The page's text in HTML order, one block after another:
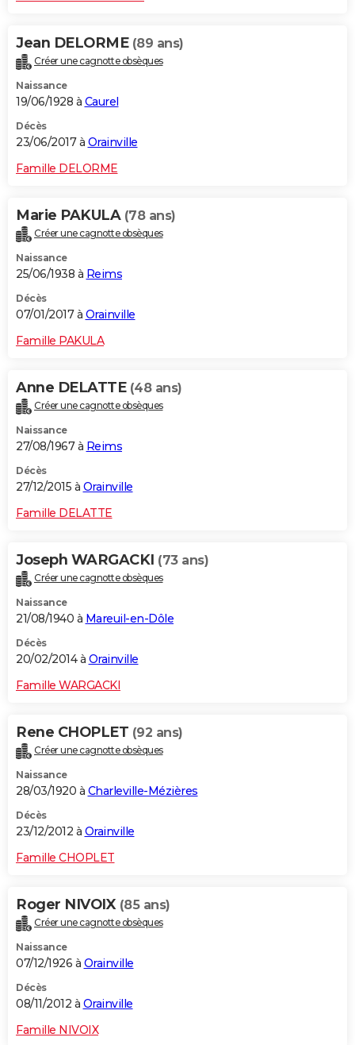
Jean DELORME (89 ans)
Créer une cagnotte obsèques
Naissance
19/06/1928 à Caurel
Décès
23/06/2017 à Orainville
Famille DELORME
Marie PAKULA (78 ans)
Créer une cagnotte obsèques
Naissance
25/06/1938 à Reims
Décès
07/01/2017 à Orainville
Famille PAKULA
Anne DELATTE (48 ans)
Créer une cagnotte obsèques
Naissance
27/08/1967 à Reims
Décès
27/12/2015 à Orainville
Famille DELATTE
Joseph WARGACKI (73 ans)
Créer une cagnotte obsèques
Naissance
21/08/1940 à Mareuil-en-Dôle
Décès
20/02/2014 à Orainville
Famille WARGACKI
Rene CHOPLET (92 ans)
Créer une cagnotte obsèques
Naissance
28/03/1920 à Charleville-Mézières
Décès
23/12/2012 à Orainville
Famille CHOPLET
Roger NIVOIX (85 ans)
Créer une cagnotte obsèques
Naissance
07/12/1926 à Orainville
Décès
08/11/2012 à Orainville
Famille NIVOIX